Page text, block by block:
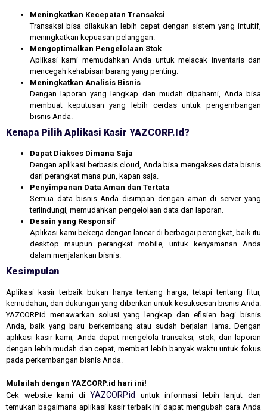
Meningkatkan Kecepatan Transaksi
Transaksi bisa dilakukan lebih cepat dengan sistem yang intuitif,
meningkatkan kepuasan pelanggan.
Mengoptimalkan Pengelolaan Stok
Aplikasi kami memudahkan Anda untuk melacak inventaris dan
mencegah kehabisan barang yang penting.
Meningkatkan Analisis Bisnis
Dengan laporan yang lengkap dan mudah dipahami, Anda bisa
membuat keputusan yang lebih cerdas untuk pengembangan
bisnis Anda.
Kenapa Pilih Aplikasi Kasir YAZCORP.id?
Dapat Diakses Dimana Saja
Dengan aplikasi berbasis cloud, Anda bisa mengakses data bisnis
dari perangkat mana pun, kapan saja.
Penyimpanan Data Aman dan Tertata
Semua data bisnis Anda disimpan dengan aman di server yang
terlindungi, memudahkan pengelolaan data dan laporan.
Desain yang Responsif
Aplikasi kami bekerja dengan lancar di berbagai perangkat, baik itu
desktop maupun perangkat mobile, untuk kenyamanan Anda
dalam menjalankan bisnis.
Kesimpulan
Aplikasi kasir terbaik bukan hanya tentang harga, tetapi tentang fitur,
kemudahan, dan dukungan yang diberikan untuk kesuksesan bisnis Anda.
YAZCORP.id menawarkan solusi yang lengkap dan efisien bagi bisnis
Anda, baik yang baru berkembang atau sudah berjalan lama. Dengan
aplikasi kasir kami, Anda dapat mengelola transaksi, stok, dan laporan
dengan lebih mudah dan cepat, memberi lebih banyak waktu untuk fokus
pada perkembangan bisnis Anda.
Mulailah dengan YAZCORP.id hari ini!
Cek website kami di YAZCORP.id
untuk informasi lebih lanjut dan
temukan bagaimana aplikasi kasir terbaik ini dapat mengubah cara Anda